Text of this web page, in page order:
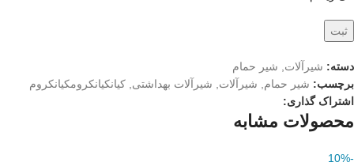
دسته: شیرآلات, شیر حمام
برچسب: شیر حمام, شیرآلات, شیرآلات بهداشتی, کیانکیانکرومکیانکروم
اشتراک گذاری:
محصولات مشابه
-10%